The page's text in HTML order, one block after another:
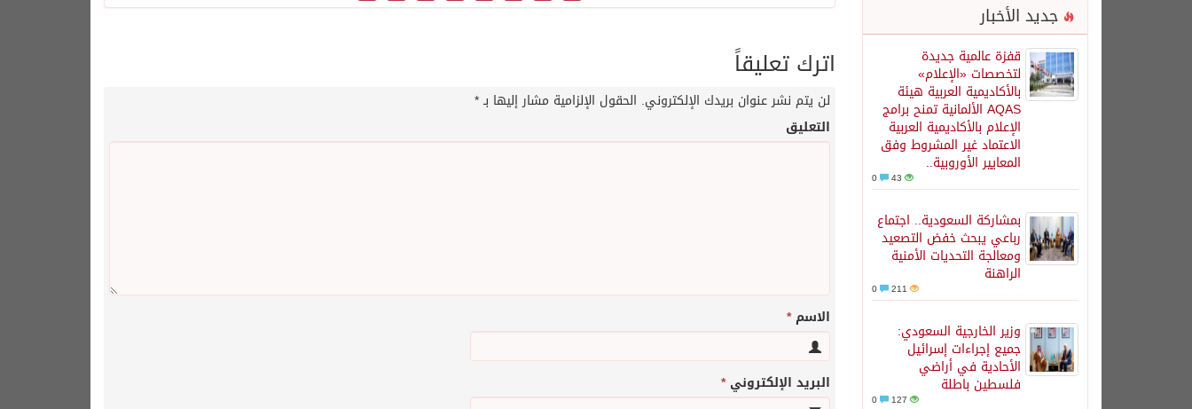
جديد الأخبار
قفزة عالمية جديدة
لتخصصات «الإعلام»
بالأكاديمية العربية هيئة
AQAS الألمانية تمنح برامج
الإعلام بالأكاديمية العربية
الاعتماد غير المشروط وفق
المعايير الأوروبية..
43
بمشاركة السعودية.. اجتماع
رباعي يبحث خفض التصعيد
ومعالجة التحديات الأمنية
الراهنة
211
وزير الخارجية السعودي:
جميع إجراءات إسرائيل
الأحادية في أراضي
فلسطين باطلة
127
اترك تعليقاً
لن يتم نشر عنوان بريدك الإلكتروني. الحقول الإلزامية مشار إليها بـ*
التعليق
الاسم*
البريد الإلكتروني*